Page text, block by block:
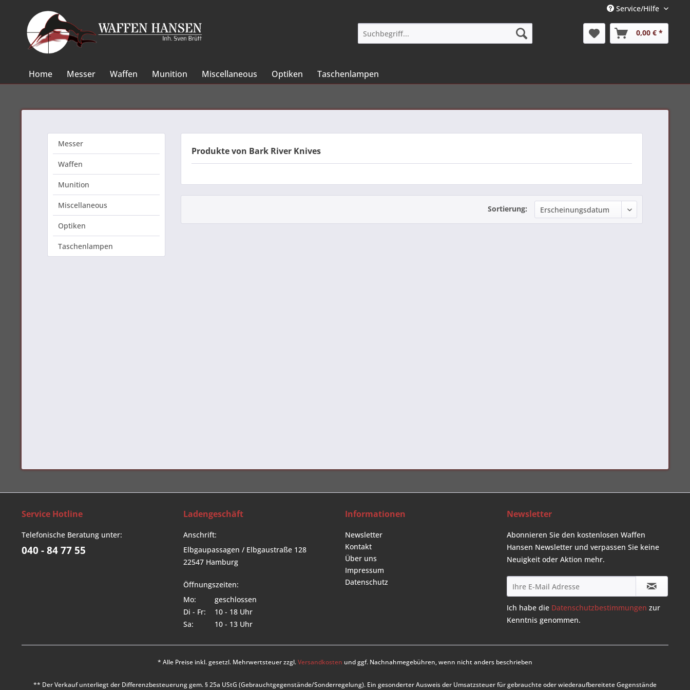
Service/Hilfe
0,00 € *
Home Messer Waffen Munition Miscellaneous Optiken Taschenlampen
Messer
Waffen
Munition
Miscellaneous
Optiken
Taschenlampen
Produkte von Bark River Knives
Sortierung:
Service Hotline
Telefonische Beratung unter:
040 - 84 77 55
Ladengeschäft
Anschrift:
Elbgaupassagen / Elbgaustraße 128
22547 Hamburg
Öffnungszeiten:
Mo:
geschlossen
Di - Fr:
10 - 18 Uhr
Sa:
10 - 13 Uhr
Informationen
Newsletter
Kontakt
Über uns
Impressum
Datenschutz
Newsletter
Abonnieren Sie den kostenlosen Waffen
Hansen Newsletter und verpassen Sie keine
Neuigkeit oder Aktion mehr.
Ich habe die Datenschutzbestimmungen zur
Kenntnis genommen.
* Alle Preise inkl. gesetzl. Mehrwertsteuer zzgl.Versandkosten und ggf. Nachnahmegebühren, wenn nicht anders beschrieben
** Der Verkauf unterliegt der Differenzbesteuerung gem. § 25a UStG (Gebrauchtgegenstände/Sonderregelung). Ein gesonderter Ausweis der Umsatzsteuer für gebrauchte oder wiederaufbereitete Gegenstände